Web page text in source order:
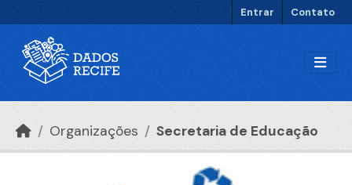
Entrar Contato
Organizações Secretaria de Educação